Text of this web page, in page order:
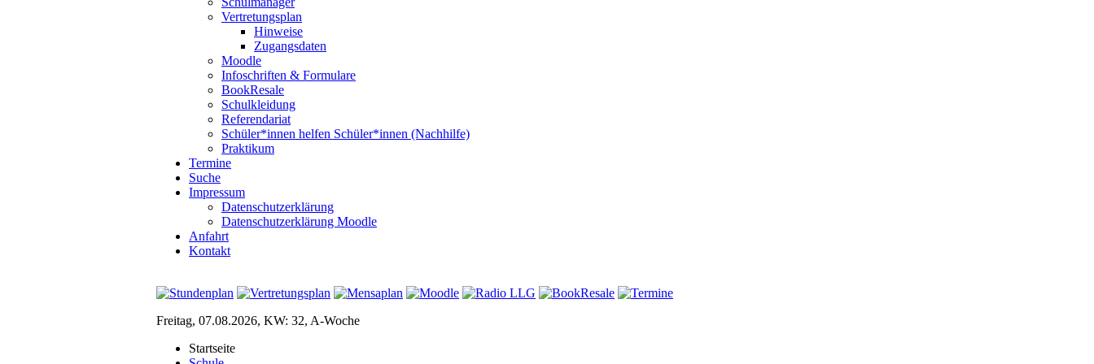
Vertretungsplan
Hinweise
Zugangsdaten
Moodle
Infoschriften & Formulare
BookResale
Schulkleidung
Referendariat
Schüler*innen helfen Schüler*innen (Nachhilfe)
Praktikum
Termine
Suche
Impressum
Datenschutzerklärung
Datenschutzerklärung Moodle
Anfahrt
Kontakt
Freitag, 07.08.2026, KW: 32, A-Woche
Startseite